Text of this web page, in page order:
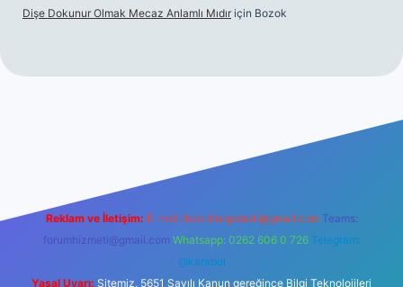
Dişe Dokunur Olmak Mecaz Anlamlı Mıdır için Bozok
Reklam ve İletişim: E-mail: backlinkpaneli@gmail.com Teams:
forumhizmeti@gmail.com Whatsapp: 0262 606 0 726 Telegram:
@karabul
Yasal Uyarı: Sitemiz, 5651 Sayılı Kanun gereğince Bilgi Teknolojileri